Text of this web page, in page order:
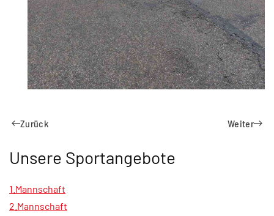
Zurück Weiter
Unsere Sportangebote
1.Mannschaft
2.Mannschaft